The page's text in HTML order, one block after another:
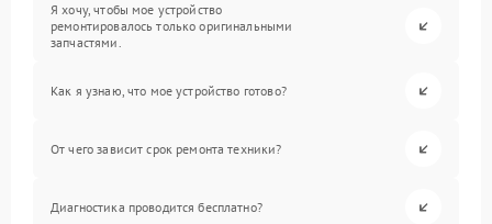
Я хочу, чтобы мое устройство
ремонтировалось только оригинальными
запчастями.
Как я узнаю, что мое устройство готово?
От чего зависит срок ремонта техники?
Диагностика проводится бесплатно?